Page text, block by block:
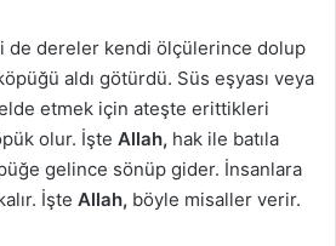
de dereler kendi ölçülerince dolup
aldı götürdü. Süs eşyası veya
etmek için ateşte erittikleri
olur. İşte Allah, hak ile batıla
gelince sönüp gider. İnsanlara
İşte Allah, böyle misaller verir.